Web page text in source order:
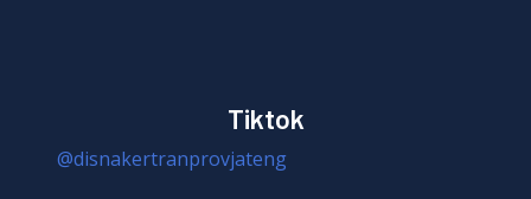
Tiktok
@disnakertranprovjateng